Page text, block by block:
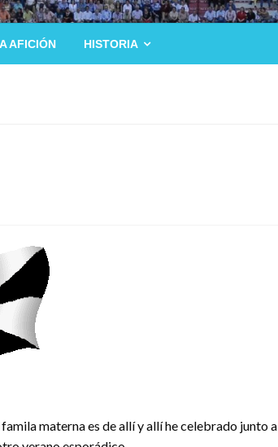
AFICIÓN HISTORIA
materna es de allí y allí he celebrado junto a